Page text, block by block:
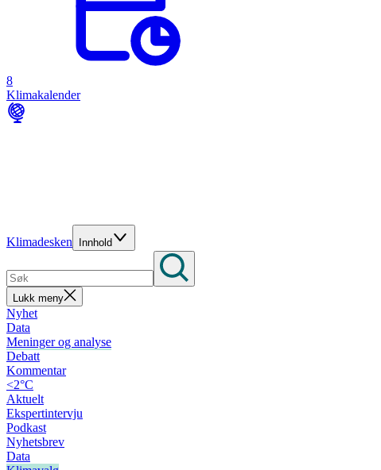
8
Klimakalender
Klimadesken Innhold
Lukk meny
Nyhet
Data
Meninger og analyse
Debatt
Kommentar
<2°C
Aktuelt
Ekspertintervju
Podkast
Nyhetsbrev
Data